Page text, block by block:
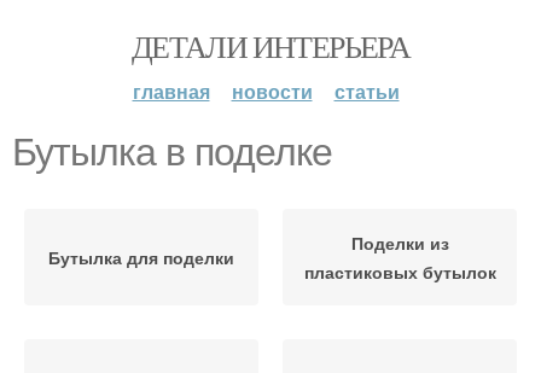
ДЕТАЛИ ИНТЕРЬЕРА
главная новости статьи
Бутылка в поделке
Бутылка для поделки
Поделки из
пластиковых бутылок